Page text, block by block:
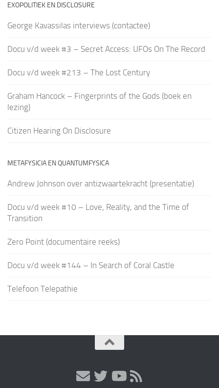
EXOPOLITIEK EN DISCLOSURE
George Kavassilas interviews (contactee)
Docu v/d week #3 – Secret Access: UFOs On The Record
Docu v/d week #213 – The Lost Century
Graham Hancock – Fingerprints of the Gods (boek en
lezing)
Citizen Hearing On Disclosure
METAFYSICIA EN QUANTUMFYSICA
Andrew Johnson over antizwaartekracht (presentatie)
Docu v/d week #10 – Love, Reality, and the Time of
Transition
Zero Point (documentaire reeks)
Docu v/d week #144 – In Search of Coral Castle
Telefoon Telepathie